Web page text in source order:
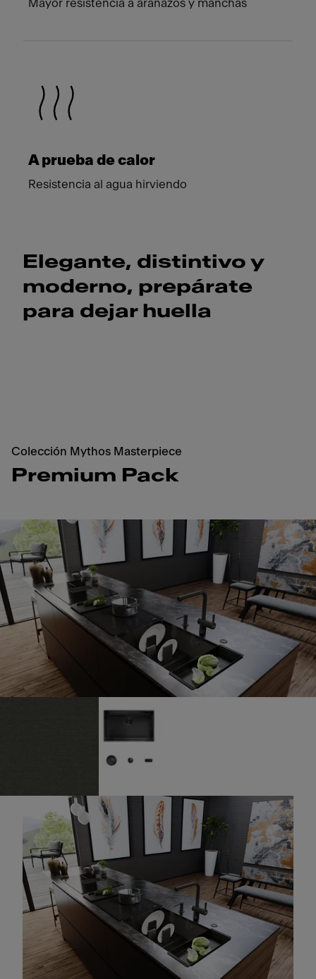
Mayor resistencia a arañazos y manchas
A prueba de calor
Resistencia al agua hirviendo
Elegante, distintivo y
moderno, prepárate
para dejar huella
Colección Mythos Masterpiece
Premium Pack